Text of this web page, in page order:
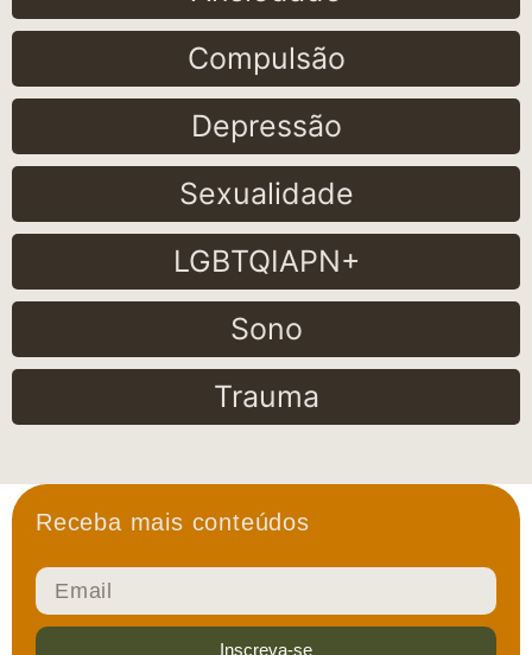
Compulsão
Depressão
Sexualidade
LGBTQIAPN+
Sono
Trauma
Receba mais conteúdos
Inscreva-se